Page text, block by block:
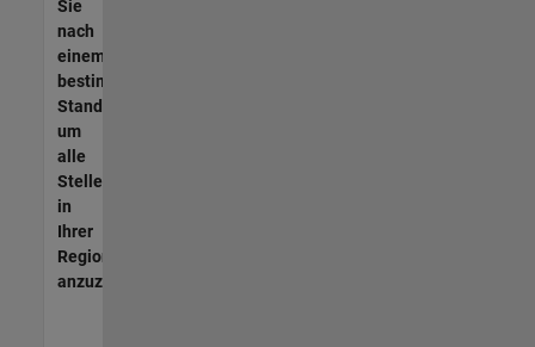
Sie
nach
einem
bestimmten
Standort,
um
alle
Stellenangebote
in
Ihrer
Region
anzuzeigen.